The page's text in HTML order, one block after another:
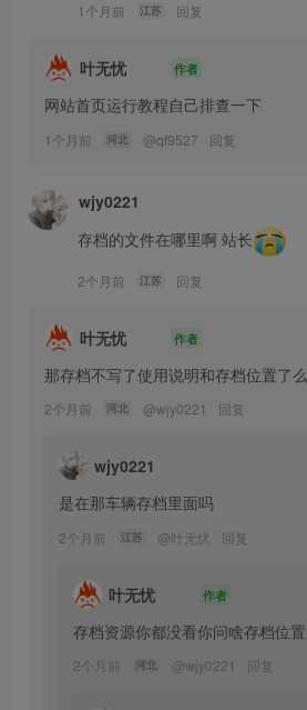
1个月前 江苏 回复
叶无忧 作者
网站首页运行教程自己排查一下
1个月前 河北 @qf9527 回复
wjy0221
存档的文件在哪里啊 站长
2个月前 江苏 回复
叶无忧 作者
那存档不写了使用说明和存档位置了么
2个月前 河北 @wjy0221 回复
wjy0221
是在那车辆存档里面吗
2个月前 江苏 @叶无忧 回复
叶无忧 作者
存档资源你都没看你问啥存档位置
2个月前 河北 @wjy0221 回复